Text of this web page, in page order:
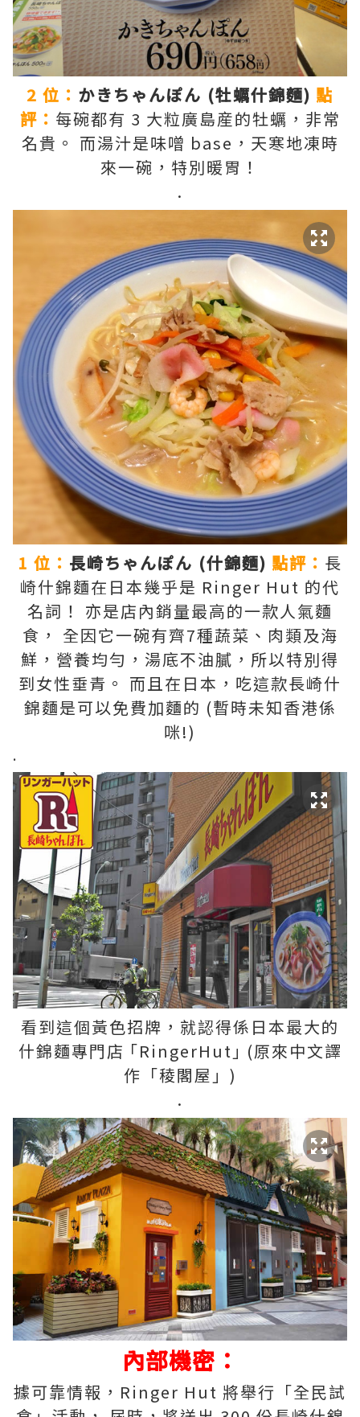
2 位： かきちゃんぽん (牡蠣什錦麵) 點
評： 每碗都有 3 大粒廣島産的牡蠣，非常
名貴。 而湯汁是味噌 base，天寒地凍時
來一碗，特別暖胃！
.
1 位： 長崎ちゃんぽん (什錦麵) 點評： 長
崎什錦麵在日本幾乎是 Ringer Hut 的代
名詞！ 亦是店內銷量最高的一款人氣麵
食， 全因它一碗有齊7種蔬菜、肉類及海
鮮，營養均勻，湯底不油膩，所以特別得
到女性垂青。 而且在日本，吃這款長崎什
錦麵是可以免費加麵的 (暫時未知香港係
咪!)
.
看到這個黃色招牌，就認得係日本最大的
什錦麵專門店 ｢RingerHut｣ (原來中文譯
作「稜閣屋」)
.
內部機密：
據可靠情報，Ringer Hut 將舉行「全民試